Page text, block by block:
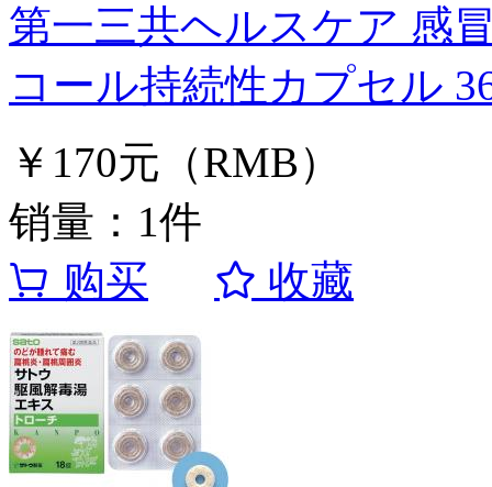
第一三共ヘルスケア 感
コール持続性カプセル
￥170元（RMB）
销量：1件
购买
收藏